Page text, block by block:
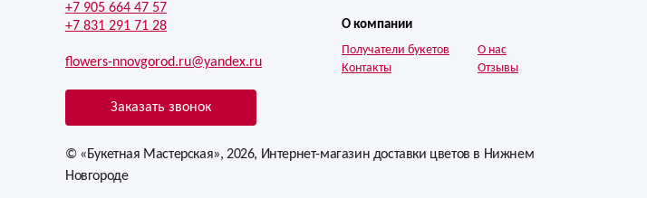
+7 905 664 47 57
+7 831 291 71 28
flowers-nnovgorod.ru@yandex.ru
Заказать звонок
О компании
Получатели букетов
Контакты
О нас
Отзывы
© «Букетная Мастерская», 2026, Интернет-магазин доставки цветов в Нижнем
Новгороде